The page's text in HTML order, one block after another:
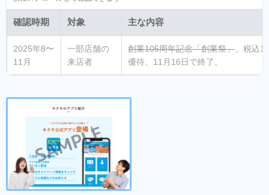
確認時期 対象 主な内容
2025年8〜
11月
一部店舗の
来店者
創業105周年記念「創業祭」。税込1
優待、11月16日で終了。